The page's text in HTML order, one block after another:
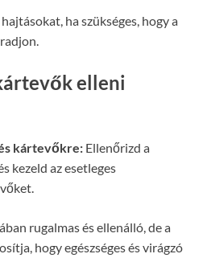
ha szükséges, hogy a
elleni
kártevőkre: Ellenőrizd a
kezeld az esetleges
rugalmas és ellenálló, de a
hogy egészséges és virágzó